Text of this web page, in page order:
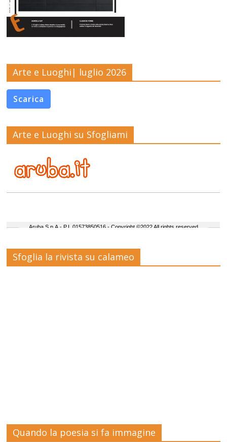
Arte e Luoghi| luglio 2026
Scarica
Arte e Luoghi su Sfogliami
Sfoglia la rivista su calameo
Quando la poesia si fa immagine